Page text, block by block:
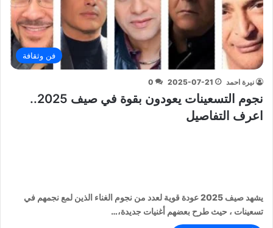
فن وثقافة
نيرة احمد 2025-07-21
0
نجوم التسعينات يعودون بقوة في صيف 2025..
اعرف التفاصيل
يشهد صيف 2025 عودة قوية لعدد من نجوم الغناء الذين لمع نجمهم في
تسعينات ، حيث طرح بعضهم أغنيات جديدة،…